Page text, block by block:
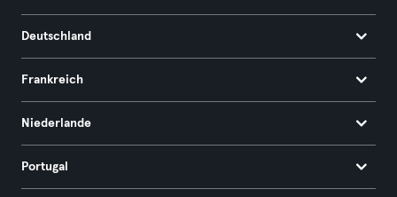
Deutschland
Frankreich
Niederlande
Portugal